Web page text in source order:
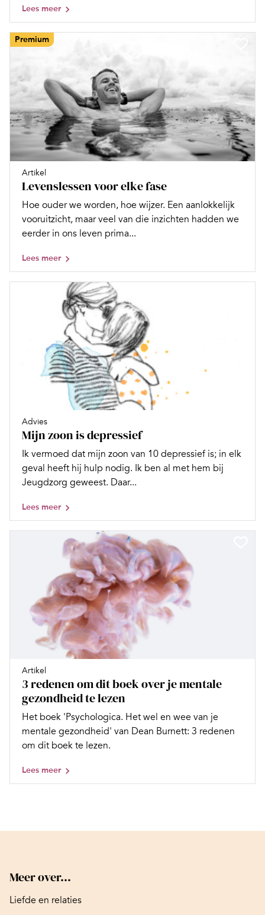
Lees meer
Premium
Artikel
Levenslessen voor elke fase
Hoe ouder we worden, hoe wijzer. Een aanlokkelijk
vooruitzicht, maar veel van die inzichten hadden we
eerder in ons leven prima...
Lees meer
Advies
Mijn zoon is depressief
Ik vermoed dat mijn zoon van 10 depressief is; in elk
geval heeft hij hulp nodig. Ik ben al met hem bij
Jeugdzorg geweest. Daar...
Lees meer
Artikel
3 redenen om dit boek over je mentale
gezondheid te lezen
Het boek 'Psychologica. Het wel en wee van je
mentale gezondheid' van Dean Burnett: 3 redenen
om dit boek te lezen.
Lees meer
Meer over...
Liefde en relaties